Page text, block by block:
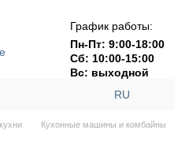
График работы:
Пн-Пт: 9:00-18:00
Сб: 10:00-15:00
Вс: выходной
RU
Кухонные машины и комбайны